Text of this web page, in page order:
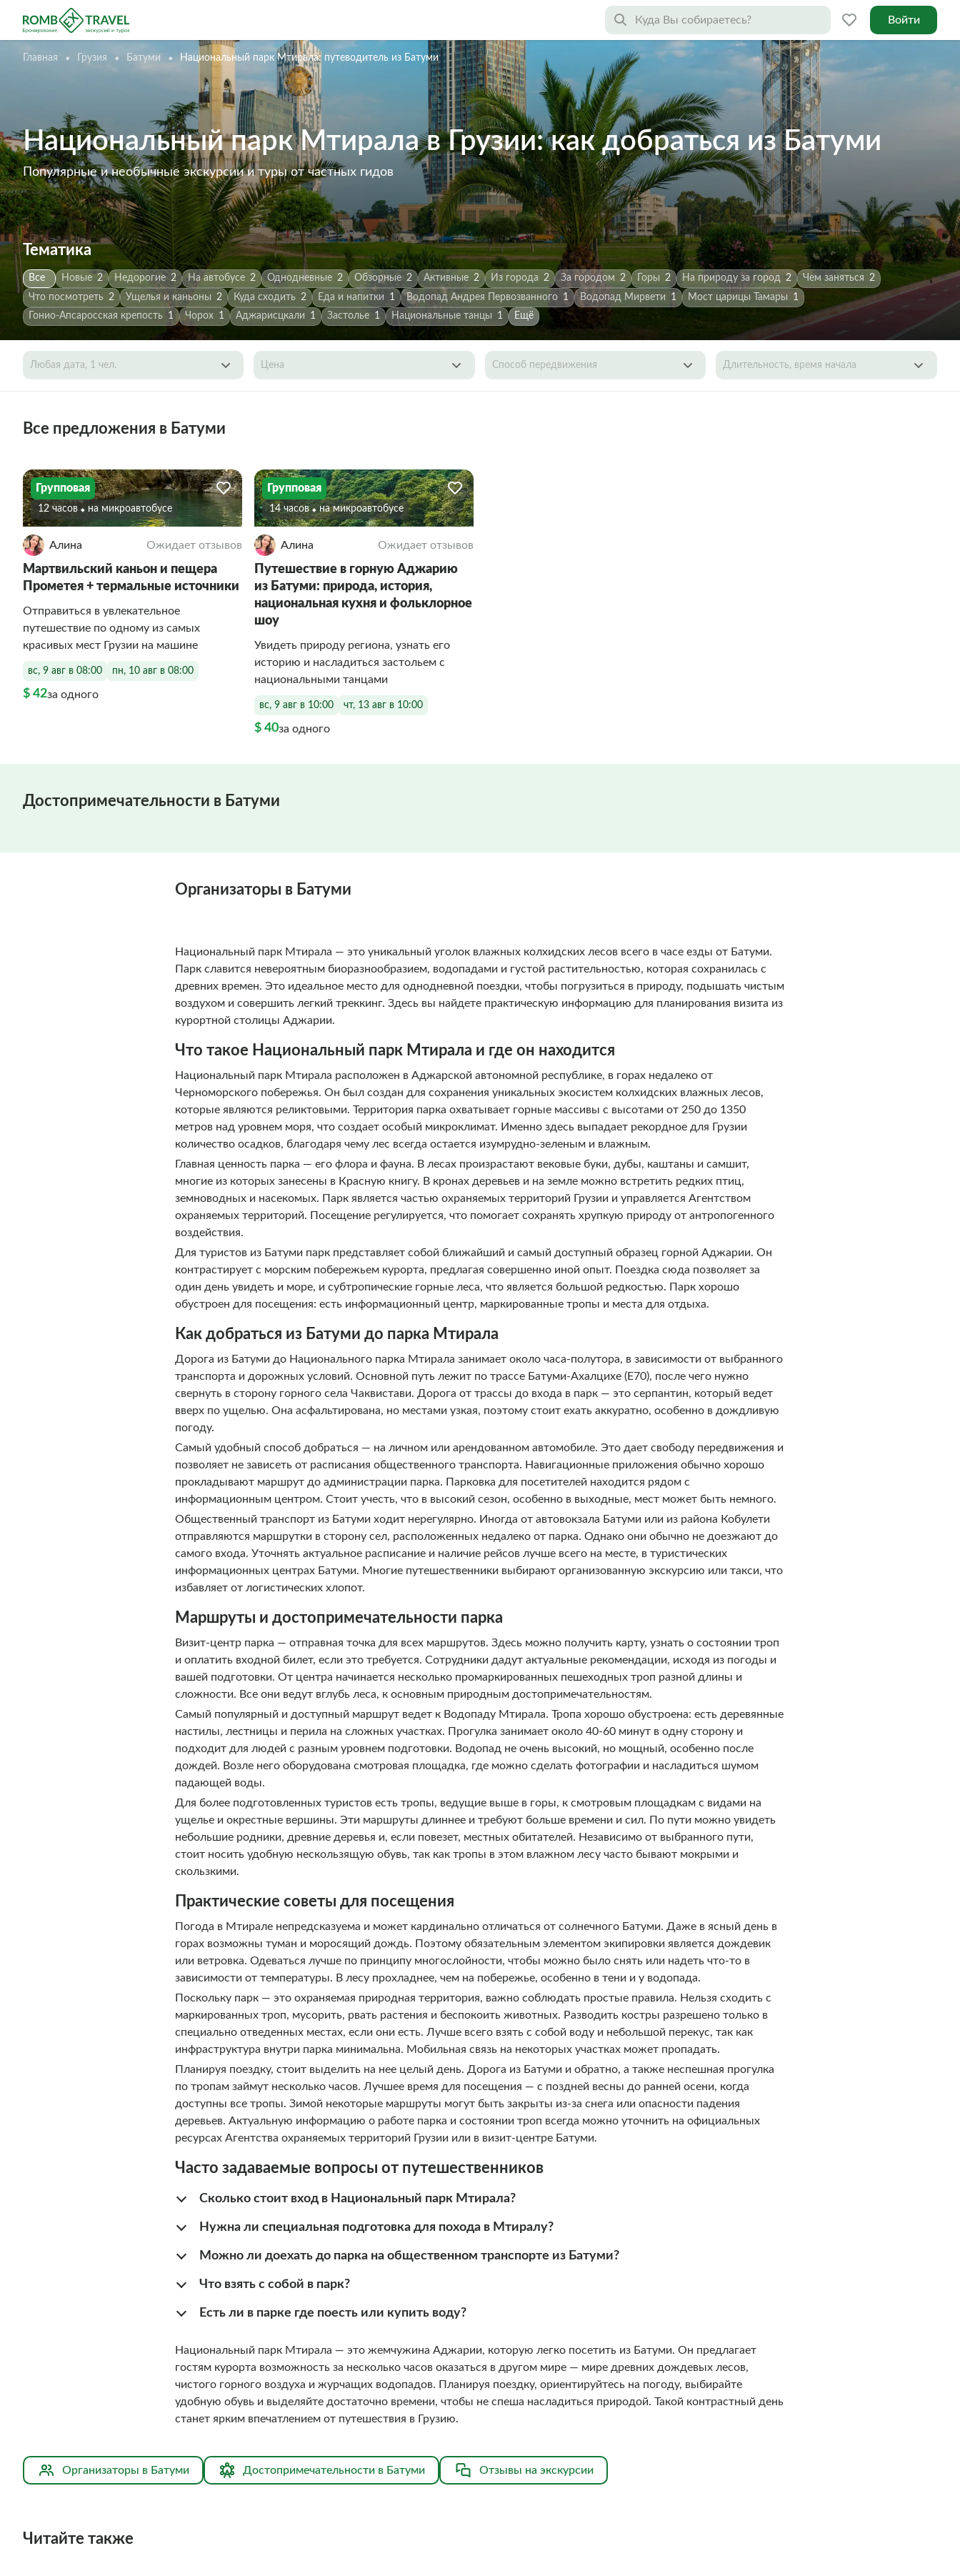
Войти
Главная Грузия Батуми Национальный парк Мтирала: путеводитель из Батуми
Национальный парк Мтирала в Грузии: как добраться из Батуми
Популярные и необычные экскурсии и туры от частных гидов
Тематика
Все Новые 2 Недорогие 2 На автобусе 2 Однодневные 2 Обзорные 2 Активные 2 Из города 2 За городом 2 Горы 2 На природу за город 2 Чем заняться 2
Что посмотреть 2 Ущелья и каньоны 2 Куда сходить 2 Еда и напитки 1 Водопад Андрея Первозванного 1 Водопад Мирвети 1 Мост царицы Тамары
1
Гонио-Апсаросская крепость 1 Чорох 1 Аджарисцкали 1 Застолье 1 Национальные танцы 1 Ещё
Любая дата, 1 чел. Цена Способ передвижения Длительность, время начала
Все предложения в Батуми
Групповая
12 часов На микроавтобусе
Алина Ожидает отзывов
Мартвильский каньон и пещера
Прометея + термальные источники
Отправиться в увлекательное
путешествие по одному из самых
красивых мест Грузии на машине
вс, 9 авг в 08:00 пн, 10 авг в 08:00
$ 42за одного
Групповая
14 часов На микроавтобусе
Алина Ожидает отзывов
Путешествие в горную Аджарию
из Батуми: природа, история,
национальная кухня и фольклорное
шоу
Увидеть природу региона, узнать его
историю и насладиться застольем с
национальными танцами
вс, 9 авг в 10:00 чт, 13 авг в 10:00
$ 40за одного
Достопримечательности в Батуми
Организаторы в Батуми
Национальный парк Мтирала — это уникальный уголок влажных колхидских лесов всего в часе езды от Батуми.
Парк славится невероятным биоразнообразием, водопадами и густой растительностью, которая сохранилась с
древних времен. Это идеальное место для однодневной поездки, чтобы погрузиться в природу, подышать чистым
воздухом и совершить легкий треккинг. Здесь вы найдете практическую информацию для планирования визита из
курортной столицы Аджарии.
Что такое Национальный парк Мтирала и где он находится
Национальный парк Мтирала расположен в Аджарской автономной республике, в горах недалеко от
Черноморского побережья. Он был создан для сохранения уникальных экосистем колхидских влажных лесов,
которые являются реликтовыми. Территория парка охватывает горные массивы с высотами от 250 до 1350
метров над уровнем моря, что создает особый микроклимат. Именно здесь выпадает рекордное для Грузии
количество осадков, благодаря чему лес всегда остается изумрудно-зеленым и влажным.
Главная ценность парка — его флора и фауна. В лесах произрастают вековые буки, дубы, каштаны и самшит,
многие из которых занесены в Красную книгу. В кронах деревьев и на земле можно встретить редких птиц,
земноводных и насекомых. Парк является частью охраняемых территорий Грузии и управляется Агентством
охраняемых территорий. Посещение регулируется, что помогает сохранять хрупкую природу от антропогенного
воздействия.
Для туристов из Батуми парк представляет собой ближайший и самый доступный образец горной Аджарии. Он
контрастирует с морским побережьем курорта, предлагая совершенно иной опыт. Поездка сюда позволяет за
один день увидеть и море, и субтропические горные леса, что является большой редкостью. Парк хорошо
обустроен для посещения: есть информационный центр, маркированные тропы и места для отдыха.
Как добраться из Батуми до парка Мтирала
Дорога из Батуми до Национального парка Мтирала занимает около часа-полутора, в зависимости от выбранного
транспорта и дорожных условий. Основной путь лежит по трассе Батуми-Ахалцихе (E70), после чего нужно
свернуть в сторону горного села Чаквистави. Дорога от трассы до входа в парк — это серпантин, который ведет
вверх по ущелью. Она асфальтирована, но местами узкая, поэтому стоит ехать аккуратно, особенно в дождливую
погоду.
Самый удобный способ добраться — на личном или арендованном автомобиле. Это дает свободу передвижения и
позволяет не зависеть от расписания общественного транспорта. Навигационные приложения обычно хорошо
прокладывают маршрут до администрации парка. Парковка для посетителей находится рядом с
информационным центром. Стоит учесть, что в высокий сезон, особенно в выходные, мест может быть немного.
Общественный транспорт из Батуми ходит нерегулярно. Иногда от автовокзала Батуми или из района Кобулети
отправляются маршрутки в сторону сел, расположенных недалеко от парка. Однако они обычно не доезжают до
самого входа. Уточнять актуальное расписание и наличие рейсов лучше всего на месте, в туристических
информационных центрах Батуми. Многие путешественники выбирают организованную экскурсию или такси, что
избавляет от логистических хлопот.
Маршруты и достопримечательности парка
Визит-центр парка — отправная точка для всех маршрутов. Здесь можно получить карту, узнать о состоянии троп
и оплатить входной билет, если это требуется. Сотрудники дадут актуальные рекомендации, исходя из погоды и
вашей подготовки. От центра начинается несколько промаркированных пешеходных троп разной длины и
сложности. Все они ведут вглубь леса, к основным природным достопримечательностям.
Самый популярный и доступный маршрут ведет к Водопаду Мтирала. Тропа хорошо обустроена: есть деревянные
настилы, лестницы и перила на сложных участках. Прогулка занимает около 40-60 минут в одну сторону и
подходит для людей с разным уровнем подготовки. Водопад не очень высокий, но мощный, особенно после
дождей. Возле него оборудована смотровая площадка, где можно сделать фотографии и насладиться шумом
падающей воды.
Для более подготовленных туристов есть тропы, ведущие выше в горы, к смотровым площадкам с видами на
ущелье и окрестные вершины. Эти маршруты длиннее и требуют больше времени и сил. По пути можно увидеть
небольшие родники, древние деревья и, если повезет, местных обитателей. Независимо от выбранного пути,
стоит носить удобную нескользящую обувь, так как тропы в этом влажном лесу часто бывают мокрыми и
скользкими.
Практические советы для посещения
Погода в Мтирале непредсказуема и может кардинально отличаться от солнечного Батуми. Даже в ясный день в
горах возможны туман и моросящий дождь. Поэтому обязательным элементом экипировки является дождевик
или ветровка. Одеваться лучше по принципу многослойности, чтобы можно было снять или надеть что-то в
зависимости от температуры. В лесу прохладнее, чем на побережье, особенно в тени и у водопада.
Поскольку парк — это охраняемая природная территория, важно соблюдать простые правила. Нельзя сходить с
маркированных троп, мусорить, рвать растения и беспокоить животных. Разводить костры разрешено только в
специально отведенных местах, если они есть. Лучше всего взять с собой воду и небольшой перекус, так как
инфраструктура внутри парка минимальна. Мобильная связь на некоторых участках может пропадать.
Планируя поездку, стоит выделить на нее целый день. Дорога из Батуми и обратно, а также неспешная прогулка
по тропам займут несколько часов. Лучшее время для посещения — с поздней весны до ранней осени, когда
доступны все тропы. Зимой некоторые маршруты могут быть закрыты из-за снега или опасности падения
деревьев. Актуальную информацию о работе парка и состоянии троп всегда можно уточнить на официальных
ресурсах Агентства охраняемых территорий Грузии или в визит-центре Батуми.
Часто задаваемые вопросы от путешественников
Сколько стоит вход в Национальный парк Мтирала?
Нужна ли специальная подготовка для похода в Мтиралу?
Можно ли доехать до парка на общественном транспорте из Батуми?
Что взять с собой в парк?
Есть ли в парке где поесть или купить воду?
Национальный парк Мтирала — это жемчужина Аджарии, которую легко посетить из Батуми. Он предлагает
гостям курорта возможность за несколько часов оказаться в другом мире — мире древних дождевых лесов,
чистого горного воздуха и журчащих водопадов. Планируя поездку, ориентируйтесь на погоду, выбирайте
удобную обувь и выделяйте достаточно времени, чтобы не спеша насладиться природой. Такой контрастный день
станет ярким впечатлением от путешествия в Грузию.
Организаторы в Батуми Достопримечательности в Батуми Отзывы на экскурсии
Читайте также